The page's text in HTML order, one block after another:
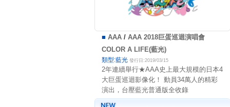
■ AAA/ AAA 2018巨蛋巡迴演唱會
COLOR A LIFE(藍光)
類型:藍光 發行日:2019/03/15
2年連續舉行★AAA史上最大規模的日本4
大巨蛋巡迴影像化！ 動員34萬人的精彩
演出，台壓藍光普通版全收錄